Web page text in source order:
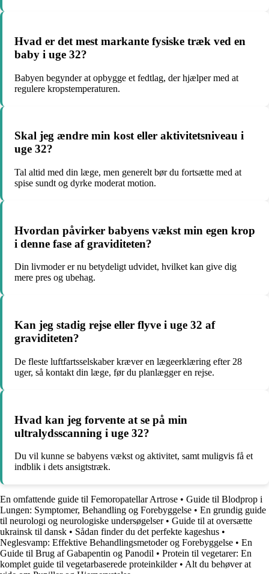
Hvad er det mest markante fysiske træk ved en
baby i uge 32?
Babyen begynder at opbygge et fedtlag, der hjælper med at
regulere kropstemperaturen.
Skal jeg ændre min kost eller aktivitetsniveau i
uge 32?
Tal altid med din læge, men generelt bør du fortsætte med at
spise sundt og dyrke moderat motion.
Hvordan påvirker babyens vækst min egen krop
i denne fase af graviditeten?
Din livmoder er nu betydeligt udvidet, hvilket kan give dig
mere pres og ubehag.
Kan jeg stadig rejse eller flyve i uge 32 af
graviditeten?
De fleste luftfartsselskaber kræver en lægeerklæring efter 28
uger, så kontakt din læge, før du planlægger en rejse.
Hvad kan jeg forvente at se på min
ultralydsscanning i uge 32?
Du vil kunne se babyens vækst og aktivitet, samt muligvis få et
indblik i dets ansigtstræk.
En omfattende guide til Femoropatellar Artrose • Guide til Blodprop i
Lungen: Symptomer, Behandling og Forebyggelse • En grundig guide
til neurologi og neurologiske undersøgelser• Guide til at oversætte
ukrainsk til dansk • Sådan finder du det perfekte kageshus •
Neglesvamp: Effektive Behandlingsmetoder og Forebyggelse • En
Guide til Brug af Gabapentin og Panodil • Protein til vegetarer: En
komplet guide til vegetarbaserede proteinkilder• Alt du behøver at